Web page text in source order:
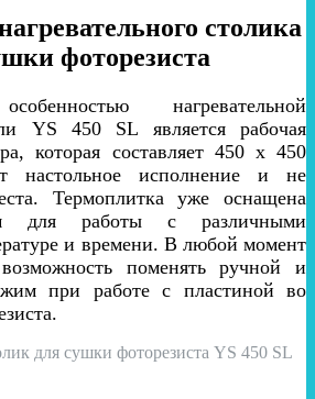
столика
фоторезиста
нагревательной
YS 450 SL является рабочая
которая составляет 450 х 450
настольное исполнение и не
Термоплитка уже оснащена
для работы с различными
и времени. В любой момент
поменять ручной и
при работе с пластиной во